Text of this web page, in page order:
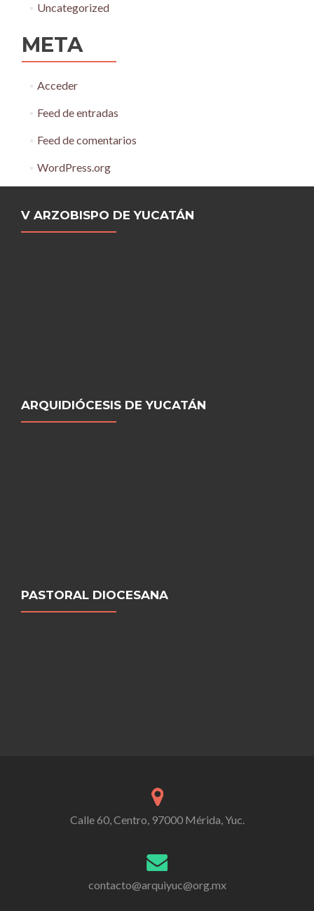
Uncategorized
META
Acceder
Feed de entradas
Feed de comentarios
WordPress.org
V ARZOBISPO DE YUCATÁN
ARQUIDIÓCESIS DE YUCATÁN
PASTORAL DIOCESANA
Calle 60, Centro, 97000 Mérida, Yuc.
contacto@arquiyuc@org.mx